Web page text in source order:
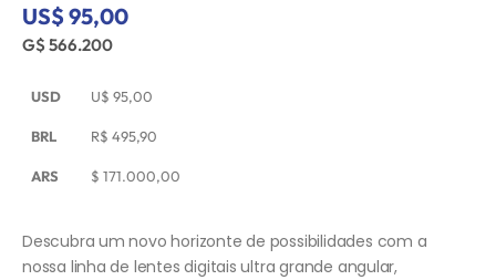
US$ 95,00
G$ 566.200
USD U$ 95,00
BRL R$ 495,90
ARS $ 171.000,00
Descubra um novo horizonte de possibilidades com a
nossa linha de lentes digitais ultra grande angular,